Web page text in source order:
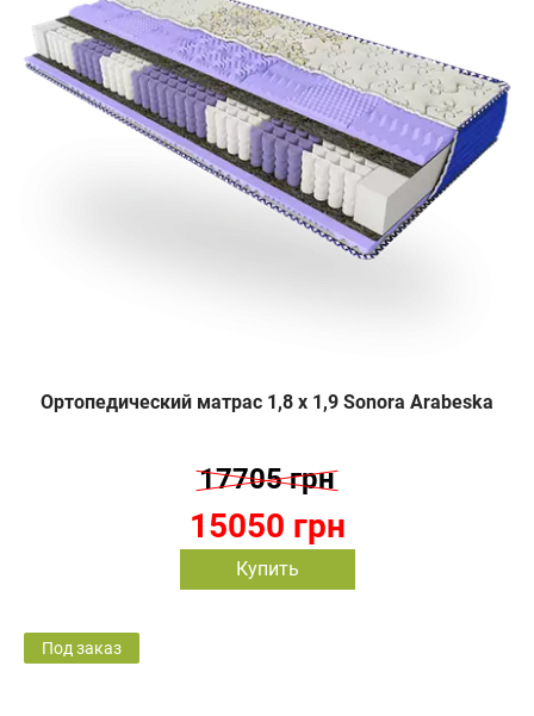
Ортопедический матрас 1,8 х 1,9 Sonora Arabeska
15050 грн
17705 грн
Купить
Под заказ